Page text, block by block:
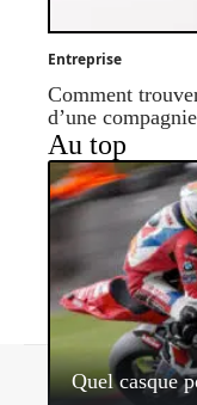
Entreprise
Comment
d’une
Au top
Quel casque
Contact